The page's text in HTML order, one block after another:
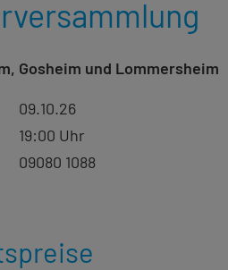
Gosheim und Lommersheim
09.10.26
19:00 Uhr
09080 1088